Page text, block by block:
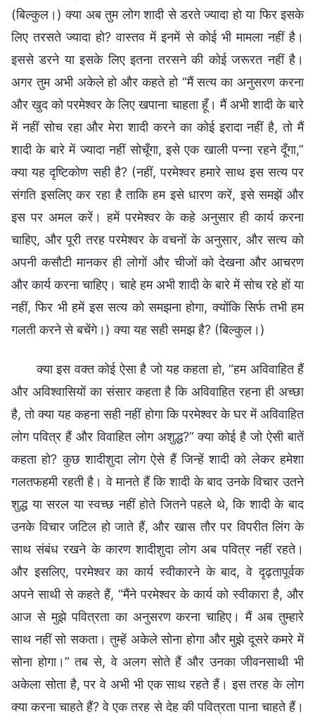
(बिल्कुल।) क्या अब तुम लोग शादी से डरते ज्यादा हो या फिर इसके
लिए तरसते ज्यादा हो? वास्तव में इनमें से कोई भी मामला नहीं है।
इससे डरने या इसके लिए इतना तरसने की कोई जरूरत नहीं है।
अगर तुम अभी अकेले हो और कहते हो “मैं सत्य का अनुसरण करना
और खुद को परमेश्वर के लिए खपाना चाहता हूँ। मैं अभी शादी के बारे
में नहीं सोच रहा और मेरा शादी करने का कोई इरादा नहीं है, तो मैं
शादी के बारे में ज्यादा नहीं सोचूँगा, इसे एक खाली पन्ना रहने दूँगा,”
क्या यह दृष्टिकोण सही है? (नहीं, परमेश्वर हमारे साथ इस सत्य पर
संगति इसलिए कर रहा है ताकि हम इसे धारण करें, इसे समझें और
इस पर अमल करें। हमें परमेश्वर के कहे अनुसार ही कार्य करना
चाहिए, और पूरी तरह परमेश्वर के वचनों के अनुसार, और सत्य को
अपनी कसौटी मानकर ही लोगों और चीजों को देखना और आचरण
और कार्य करना चाहिए। चाहे हम अभी शादी के बारे में सोच रहे हों या
नहीं, फिर भी हमें इस सत्य को समझना होगा, क्योंकि सिर्फ तभी हम
गलती करने से बचेंगे।) क्या यह सही समझ है? (बिल्कुल।)
क्या इस वक्त कोई ऐसा है जो यह कहता हो, “हम अविवाहित हैं
और अविश्वासियों का संसार कहता है कि अविवाहित रहना ही अच्छा
है, तो क्या यह कहना सही नहीं होगा कि परमेश्वर के घर में अविवाहित
लोग पवित्र हैं और विवाहित लोग अशुद्ध?” क्या कोई है जो ऐसी बातें
कहता हो? कुछ शादीशुदा लोग ऐसे हैं जिन्हें शादी को लेकर हमेशा
गलतफहमी रहती है। वे मानते हैं कि शादी के बाद उनके विचार उतने
शुद्ध या सरल या स्वच्छ नहीं होते जितने पहले थे, कि शादी के बाद
उनके विचार जटिल हो जाते हैं, और खास तौर पर विपरीत लिंग के
साथ संबंध रखने के कारण शादीशुदा लोग अब पवित्र नहीं रहते।
और इसलिए, परमेश्वर का कार्य स्वीकारने के बाद, वे दृढ़तापूर्वक
अपने साथी से कहते हैं, “मैंने परमेश्वर के कार्य को स्वीकारा है, और
आज से मुझे पवित्रता का अनुसरण करना चाहिए। मैं अब तुम्हारे
साथ नहीं सो सकता। तुम्हें अकेले सोना होगा और मुझे दूसरे कमरे में
सोना होगा।” तब से, वे अलग सोते हैं और उनका जीवनसाथी भी
अकेला सोता है, पर वे अभी भी एक साथ रहते हैं। इस तरह के लोग
क्या करना चाहते हैं? वे एक तरह से देह की पवित्रता पाना चाहते हैं।